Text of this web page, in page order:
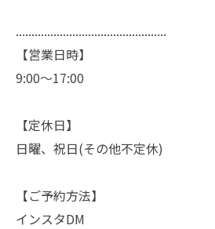
................................................
【営業日時】
9:00〜17:00
【定休日】
日曜、祝日(その他不定休)
【ご予約方法】
インスタDM